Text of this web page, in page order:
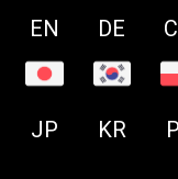
EN DE
JP KR